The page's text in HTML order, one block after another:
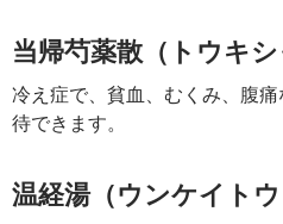
当帰芍薬散（トウキシ
冷え症で、貧血、むくみ、腹
待できます。
温経湯（ウンケイトウ